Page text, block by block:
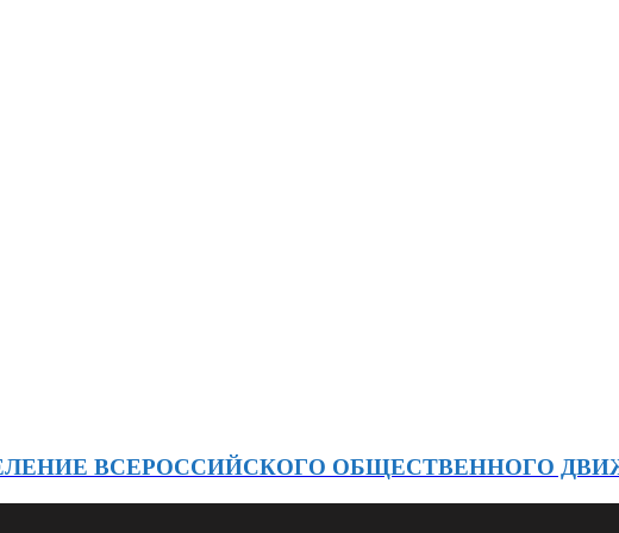
ВСЕРОССИЙСКОГО ОБЩЕСТВЕННОГО